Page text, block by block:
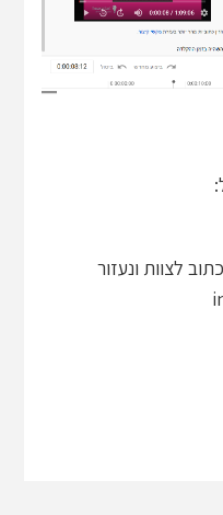
לצוות ונעזור